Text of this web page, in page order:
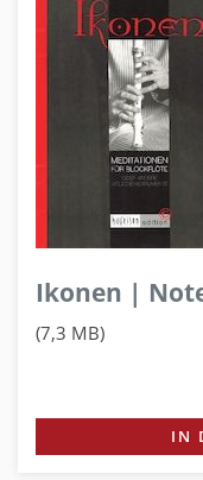
Ikonen |
(7,3 MB)
IN